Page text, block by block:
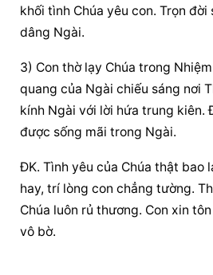
khối tình Chúa yêu con. Trọn đời
dâng Ngài.
3) Con thờ lạy Chúa trong
quang của Ngài chiếu sáng nơi
kính Ngài với lời hứa trung kiên.
được sống mãi trong Ngài.
ĐK. Tình yêu của Chúa thật bao
hay, trí lòng con chẳng tường.
Chúa luôn rủ thương. Con xin
vô bờ.